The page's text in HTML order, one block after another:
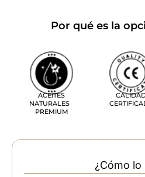
Por qué es la
ACEITES
NATURALES
PREMIUM
¿Cómo lo